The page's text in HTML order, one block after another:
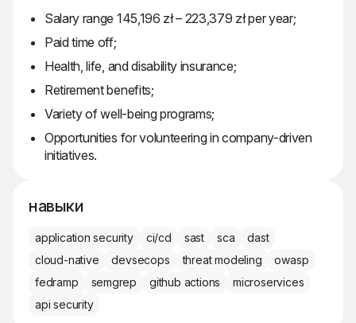
Salary range 145,196 zł – 223,379 zł per year;
Paid time off;
Health, life, and disability insurance;
Retirement benefits;
Variety of well-being programs;
Opportunities for volunteering in company-driven
initiatives.
навыки
application security ci/cd sast sca
dast
cloud-native
devsecops threat modeling
owasp
fedramp
semgrep github actions
microservices
api security